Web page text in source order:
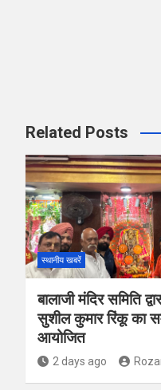
Related Posts
स्थानीय खबरें
बालाजी मंदिर समिति
सुशील कुमार रिंकू का
आयोजित
2 days ago